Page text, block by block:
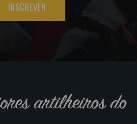
INSCREVER
artilheiros do